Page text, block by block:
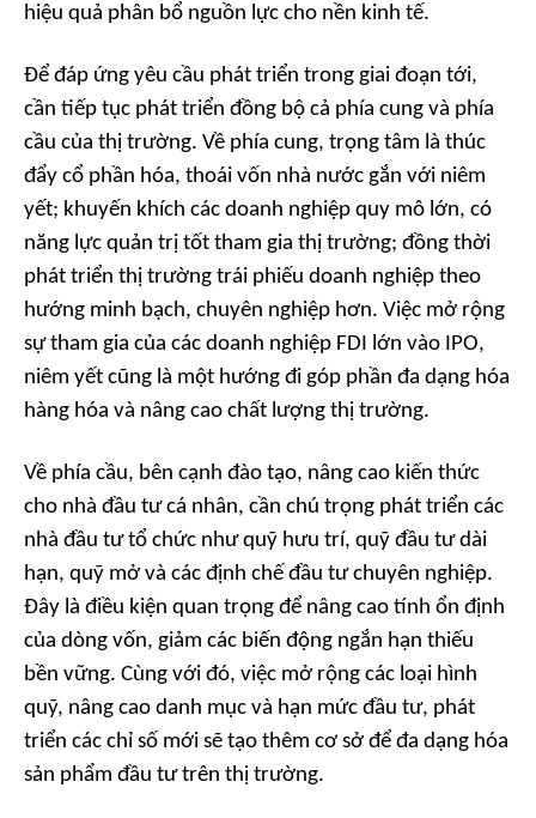
hiệu quả phân bổ nguồn lực cho nền kinh tế.
Để đáp ứng yêu cầu phát triển trong giai đoạn tới,
cần tiếp tục phát triển đồng bộ cả phía cung và phía
cầu của thị trường. Về phía cung, trọng tâm là thúc
đẩy cổ phần hóa, thoái vốn nhà nước gắn với niêm
yết; khuyến khích các doanh nghiệp quy mô lớn, có
năng lực quản trị tốt tham gia thị trường; đồng thời
phát triển thị trường trái phiếu doanh nghiệp theo
hướng minh bạch, chuyên nghiệp hơn. Việc mở rộng
sự tham gia của các doanh nghiệp FDI lớn vào IPO,
niêm yết cũng là một hướng đi góp phần đa dạng hóa
hàng hóa và nâng cao chất lượng thị trường.
Về phía cầu, bên cạnh đào tạo, nâng cao kiến thức
cho nhà đầu tư cá nhân, cần chú trọng phát triển các
nhà đầu tư tổ chức như quỹ hưu trí, quỹ đầu tư dài
hạn, quỹ mở và các định chế đầu tư chuyên nghiệp.
Đây là điều kiện quan trọng để nâng cao tính ổn định
của dòng vốn, giảm các biến động ngắn hạn thiếu
bền vững. Cùng với đó, việc mở rộng các loại hình
quỹ, nâng cao danh mục và hạn mức đầu tư, phát
triển các chỉ số mới sẽ tạo thêm cơ sở để đa dạng hóa
sản phẩm đầu tư trên thị trường.